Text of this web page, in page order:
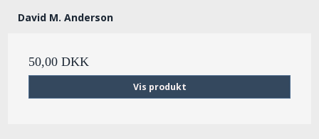
David M. Anderson
50,00 DKK
Vis produkt